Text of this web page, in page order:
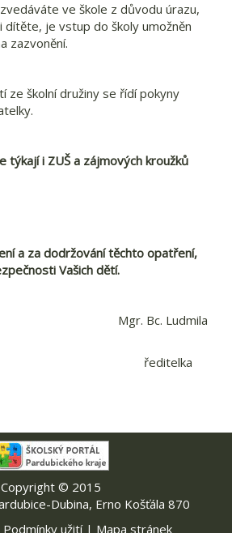
ve škole z důvodu úrazu,
dítěte, je vstup do školy umožněn
zazvonění.
ze školní družiny se řídí pokyny
týkají i ZUŠ a zájmových kroužků
a za dodržování těchto opatření,
Vašich dětí.
Ludmila
Copyright © 2015
Dubina, Erno Košťála 870
Podmínky užití| Mapa stránek